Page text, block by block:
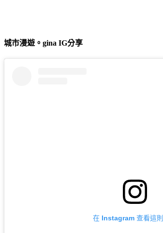
城市漫遊。gina IG分享
在 Instagram 查看這